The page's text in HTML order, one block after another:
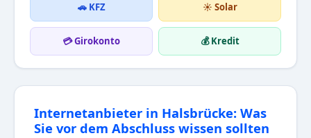
🚗 KFZ ☀️ Solar
💳 Girokonto 💰 Kredit
Internetanbieter in Halsbrücke: Was
Sie vor dem Abschluss wissen sollten